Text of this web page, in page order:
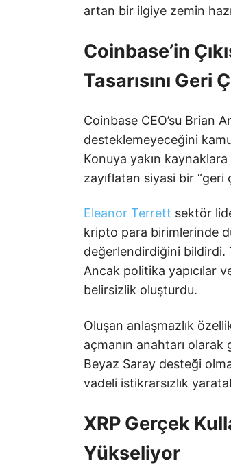
artan bir ilgiye zemin
Coinbase’in
Tasarısını
Coinbase CEO’su Brian
desteklemeyeceğini
Konuya yakın
zayıflatan siyasi bir
Eleanor Terrett sektör
kripto para birimlerinde
değerlendirdiğini bildirdi.
Ancak politika yapıcılar
belirsizlik oluşturdu.
Oluşan anlaşmazlık
açmanın anahtarı
Beyaz Saray desteği
vadeli istikrarsızlık
XRP Gerçek
Yükseliyor